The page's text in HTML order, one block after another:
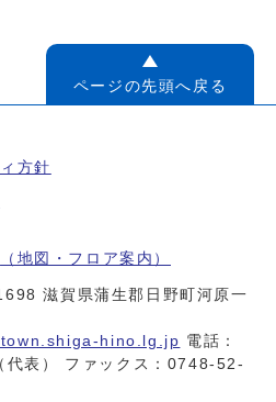
ページの先頭へ戻る
方針
（地図・フロア案内）
滋賀県蒲生郡日野町河原一
hino.lg.jp 電話：
（代表） ファックス：0748-52-